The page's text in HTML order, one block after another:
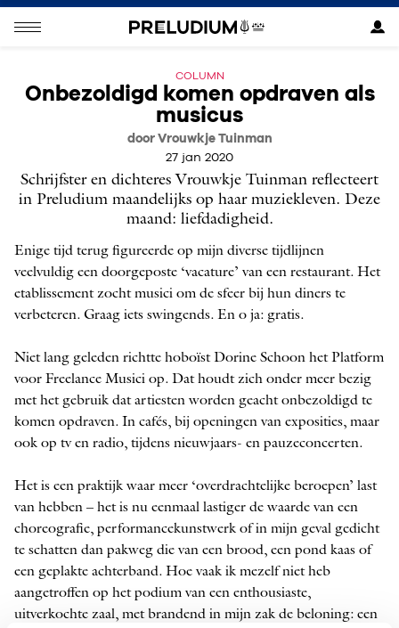
COLUMN
Onbezoldigd komen opdraven als
musicus
door Vrouwkje Tuinman
27 jan 2020
Schrijfster en dichteres Vrouwkje Tuinman reflecteert
in Preludium maandelijks op haar muziekleven. Deze
maand: liefdadigheid.
Enige tijd terug figureerde op mijn diverse tijdlijnen
veelvuldig een doorgeposte ‘vacature’ van een restaurant. Het
etablissement zocht musici om de sfeer bij hun diners te
verbeteren. Graag iets swingends. En o ja: gratis.
Niet lang geleden richtte hoboïst Dorine Schoon het Platform
voor Freelance Musici op. Dat houdt zich onder meer bezig
met het gebruik dat artiesten worden geacht onbezoldigd te
komen opdraven. In cafés, bij openingen van ­exposities, maar
ook op tv en radio, tijdens nieuwjaars- en pauzeconcerten.
Het is een praktijk waar meer ‘overdrachtelijke beroepen’ last
van hebben – het is nu eenmaal lastiger de waarde van een
choreografie, performancekunstwerk of in mijn geval gedicht
te schatten dan pakweg die van een brood, een pond kaas of
een geplakte achterband. Hoe vaak ik mezelf niet heb
aangetroffen op het podium van een enthousiaste,
uitverkochte zaal, met brandend in mijn zak de beloning: een